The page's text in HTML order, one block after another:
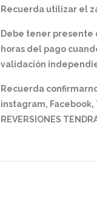
Recuerda utilizar el
Debe tener presente
horas del pago
validación
Recuerda
instagram,
REVERSIONES